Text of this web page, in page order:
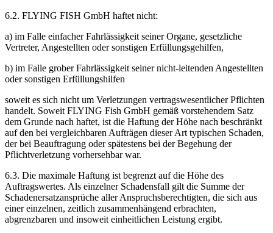
6.2. FLYING FISH GmbH haftet nicht:
a) im Falle einfacher Fahrlässigkeit seiner Organe, gesetzliche
Vertreter, Angestellten oder sonstigen Erfüllungsgehilfen,
b) im Falle grober Fahrlässigkeit seiner nicht-leitenden Angestellten
oder sonstigen Erfüllungshilfen
soweit es sich nicht um Verletzungen vertragswesentlicher Pflichten
handelt. Soweit FLYING Fish GmbH gemäß vorstehendem Satz
dem Grunde nach haftet, ist die Haftung der Höhe nach beschränkt
auf den bei vergleichbaren Aufträgen dieser Art typischen Schaden,
der bei Beauftragung oder spätestens bei der Begehung der
Pflichtverletzung vorhersehbar war.
6.3. Die maximale Haftung ist begrenzt auf die Höhe des
Auftragswertes. Als einzelner Schadensfall gilt die Summe der
Schadenersatzansprüche aller Anspruchsberechtigten, die sich aus
einer einzelnen, zeitlich zusammenhängend erbrachten,
abgrenzbaren und insoweit einheitlichen Leistung ergibt.